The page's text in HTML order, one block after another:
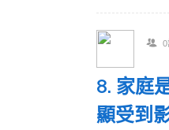
0
8. 家庭
顯受到